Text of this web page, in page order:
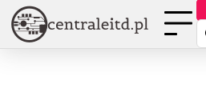
Skip
content